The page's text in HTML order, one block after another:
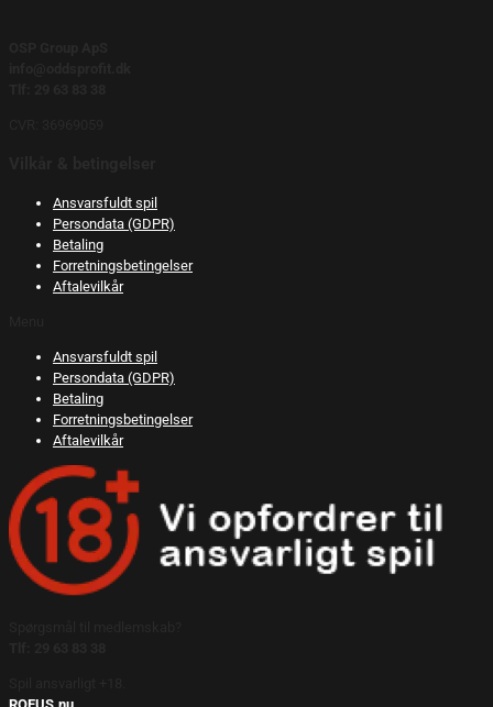
Ansvarsfuldt spil
Persondata (GDPR)
Betaling
Forretningsbetingelser
Aftalevilkår
Ansvarsfuldt spil
Persondata (GDPR)
Betaling
Forretningsbetingelser
Aftalevilkår